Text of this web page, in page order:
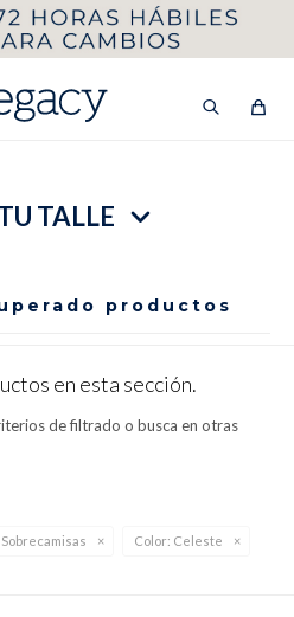
TALLE
productos
en esta sección.
de filtrado o busca en otras
Sobrecamisas Color: Celeste
MI CUENTA
DE HOMBRE